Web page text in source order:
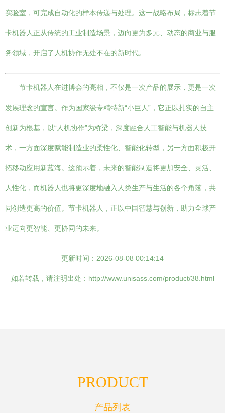
实验室，可完成自动化的样本传递与处理。这一战略布局，标志着节
卡机器人正从传统的工业制造场景，迈向更为多元、动态的商业与服
务领域，开启了人机协作无处不在的新时代。
节卡机器人在进博会的亮相，不仅是一次产品的展示，更是一次
发展理念的宣言。作为国家级专精特新“小巨人”，它正以扎实的自主
创新为根基，以“人机协作”为桥梁，深度融合人工智能与机器人技
术，一方面深度赋能制造业的柔性化、智能化转型，另一方面积极开
拓移动应用新蓝海。这预示着，未来的智能制造将更加安全、灵活、
人性化，而机器人也将更深度地融入人类生产与生活的各个角落，共
同创造更高的价值。节卡机器人，正以中国智慧与创新，助力全球产
业迈向更智能、更协同的未来。
更新时间：2026-08-08 00:14:14
如若转载，请注明出处：http://www.unisass.com/product/38.html
PRODUCT
产品列表